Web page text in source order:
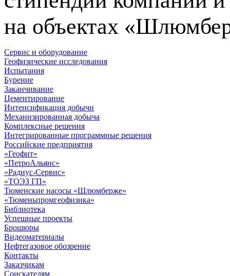
на объектах
Сервис и оборудование
Геофизические исследования
Испытания
Бурение
Заканчивание
Цементирование
Интенсификация добычи
Механизированная добыча
Комплексные решения
Интегрированные программные решения
Российские предприятия
«Геофит»
«ПетроАльянс»
«Радиус-Сервис»
«ТОЭЗ ГП»
Тюменские насосы «Шлюмберже»
«Тюменьпромгеофизика»
Библиотека
Успешные проекты
Брошюры
Видеоматериалы
Нефтегазовое обозрение
Контакты
Заказчикам
Соискателям